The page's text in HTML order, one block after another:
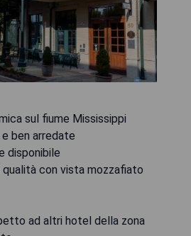
sul fiume Mississippi
ben arredate
disponibile
con vista mozzafiato
ad altri hotel della zona